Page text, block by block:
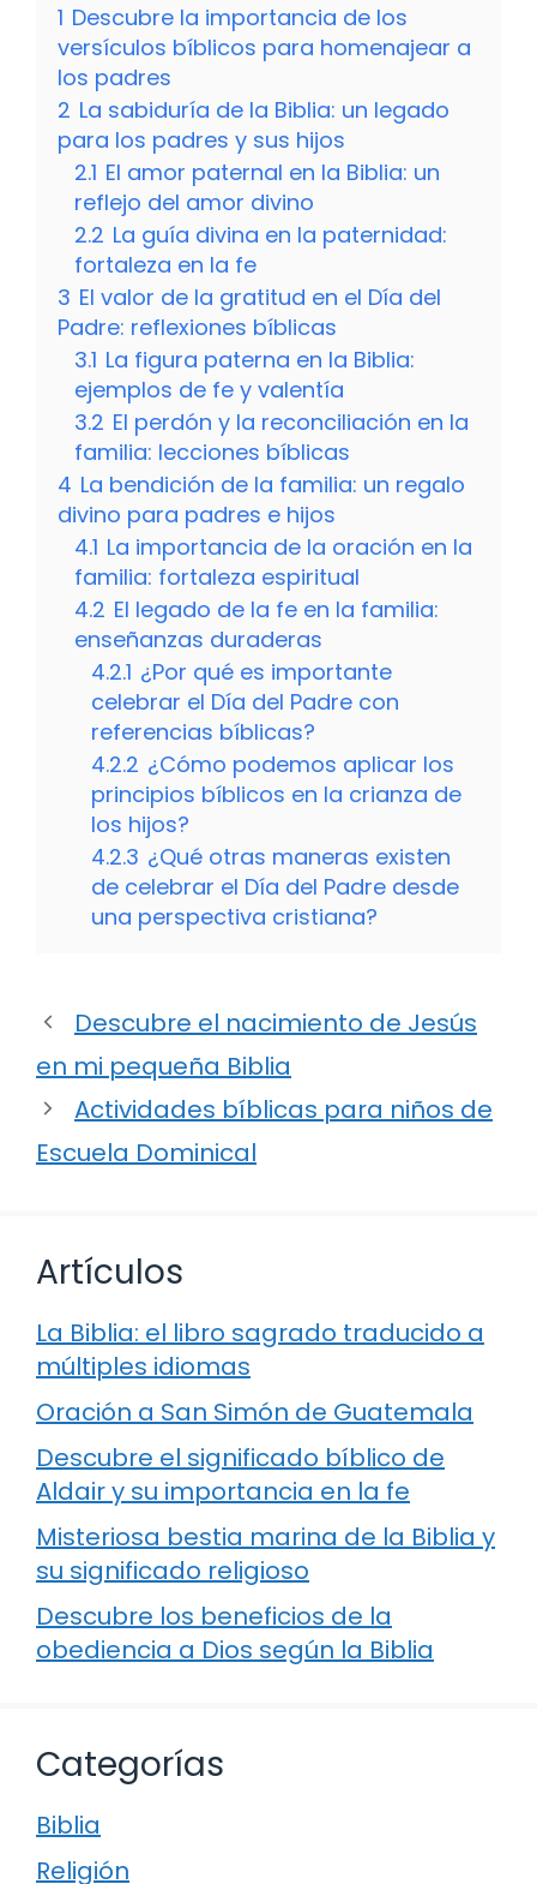
1 Descubre la importancia de los
versículos bíblicos para homenajear a
los padres
2 La sabiduría de la Biblia: un legado
para los padres y sus hijos
2.1 El amor paternal en la Biblia: un
reflejo del amor divino
2.2 La guía divina en la paternidad:
fortaleza en la fe
3 El valor de la gratitud en el Día del
Padre: reflexiones bíblicas
3.1 La figura paterna en la Biblia:
ejemplos de fe y valentía
3.2 El perdón y la reconciliación en la
familia: lecciones bíblicas
4 La bendición de la familia: un regalo
divino para padres e hijos
4.1 La importancia de la oración en la
familia: fortaleza espiritual
4.2 El legado de la fe en la familia:
enseñanzas duraderas
4.2.1 ¿Por qué es importante
celebrar el Día del Padre con
referencias bíblicas?
4.2.2 ¿Cómo podemos aplicar los
principios bíblicos en la crianza de
los hijos?
4.2.3 ¿Qué otras maneras existen
de celebrar el Día del Padre desde
una perspectiva cristiana?
Descubre el nacimiento de Jesús
en mi pequeña Biblia
Actividades bíblicas para niños de
Escuela Dominical
Artículos
La Biblia: el libro sagrado traducido a
múltiples idiomas
Oración a San Simón de Guatemala
Descubre el significado bíblico de
Aldair y su importancia en la fe
Misteriosa bestia marina de la Biblia y
su significado religioso
Descubre los beneficios de la
obediencia a Dios según la Biblia
Categorías
Biblia
Religión